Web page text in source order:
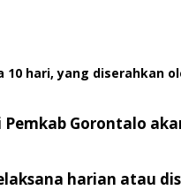
hari, yang diserahkan
Gorontalo
harian atau